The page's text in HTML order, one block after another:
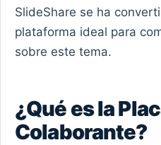
SlideShare se ha
plataforma ideal para
sobre este tema.
¿Qué es la
Colaborante?